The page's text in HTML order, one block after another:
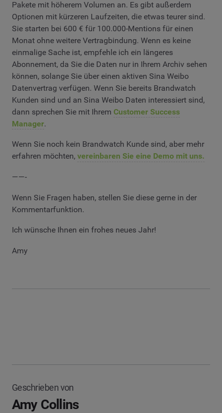
Pakete mit höherem Volumen an. Es gibt außerdem
Optionen mit kürzeren Laufzeiten, die etwas teurer sind.
Sie starten bei 600 € für 100.000-Mentions für einen
Monat ohne weitere Vertragbindung. Wenn es keine
einmalige Sache ist, empfehle ich ein längeres
Abonnement, da Sie die Daten nur in Ihrem Archiv sehen
können, solange Sie über einen aktiven Sina Weibo
Datenvertrag verfügen. Wenn Sie bereits Brandwatch
Kunden sind und an Sina Weibo Daten interessiert sind,
dann sprechen Sie mit Ihrem Customer Success
Manager.
Wenn Sie noch kein Brandwatch Kunde sind, aber mehr
erfahren möchten, vereinbaren Sie eine Demo mit uns.
——-
Wenn Sie Fragen haben, stellen Sie diese gerne in der
Kommentarfunktion.
Ich wünsche Ihnen ein frohes neues Jahr!
Amy
Geschrieben von
Amy Collins